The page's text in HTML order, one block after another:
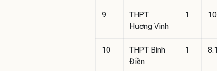
9
THPT
Hương Vinh
1
10
THPT Bình
Điền
1 8.1